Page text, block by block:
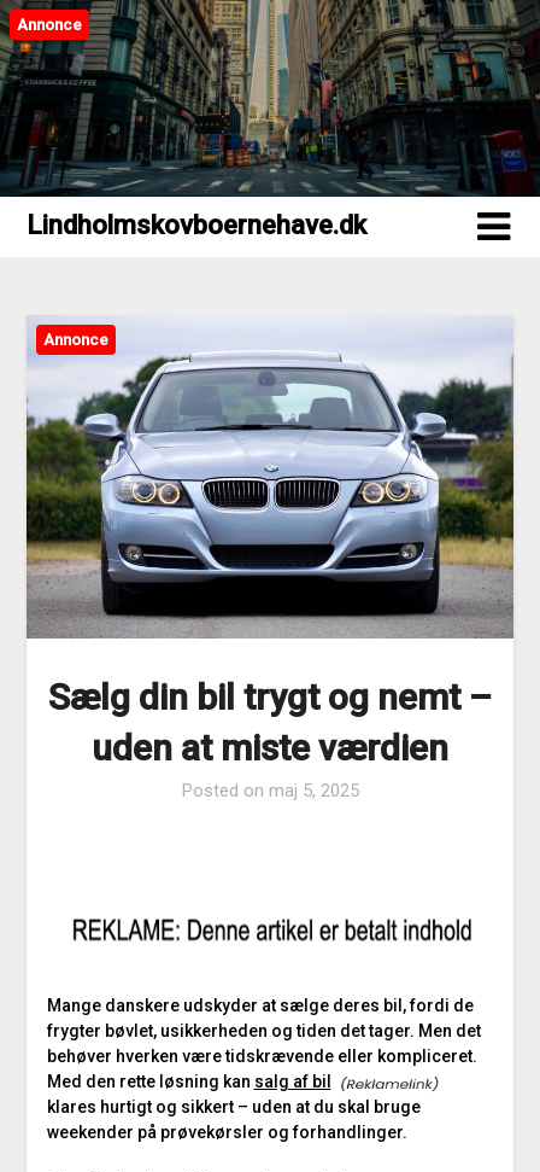
Lindholmskovboernehave.dk
Annonce
Lindholmskovboernehave.dk
Annonce
Sælg din bil trygt og nemt –
uden at miste værdien
Posted on maj 5, 2025
Mange danskere udskyder at sælge deres bil, fordi de
frygter bøvlet, usikkerheden og tiden det tager. Men det
behøver hverken være tidskrævende eller kompliceret.
Med den rette løsning kan salg af bil
klares hurtigt og sikkert – uden at du skal bruge
weekender på prøvekørsler og forhandlinger.